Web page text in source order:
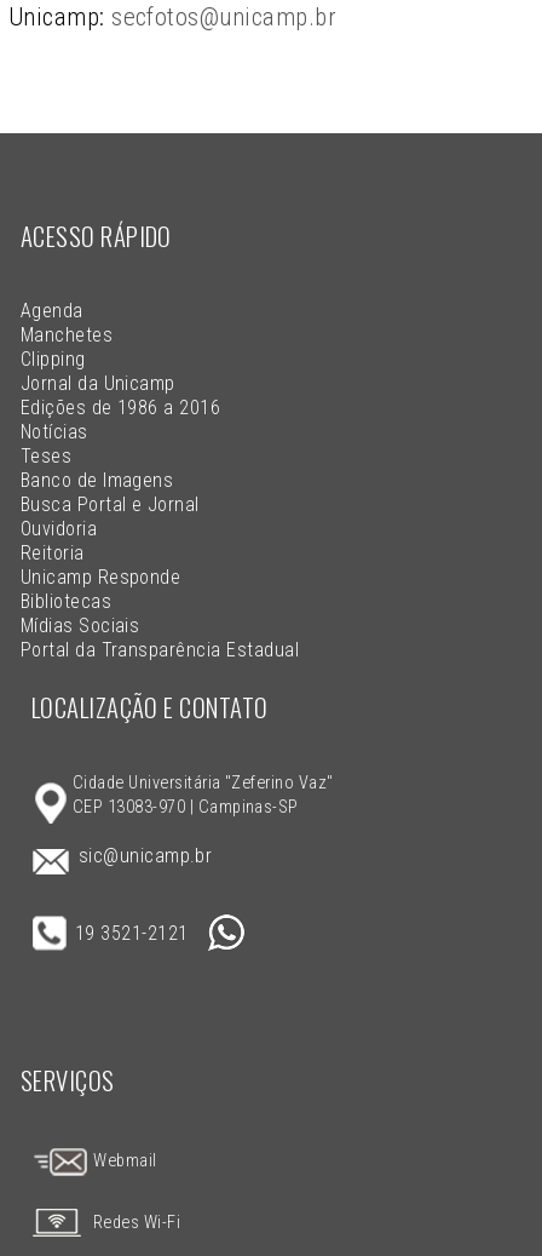
Unicamp: secfotos@unicamp.br
ACESSO RÁPIDO
Agenda
Manchetes
Clipping
Jornal da Unicamp
Edições de 1986 a 2016
Notícias
Teses
Banco de Imagens
Busca Portal e Jornal
Ouvidoria
Reitoria
Unicamp Responde
Bibliotecas
Mídias Sociais
Portal da Transparência Estadual
LOCALIZAÇÃO E CONTATO
Cidade Universitária "Zeferino Vaz"
CEP 13083-970 | Campinas-SP
sic@unicamp.br
19 3521-2121
SERVIÇOS
Webmail
Redes Wi-Fi